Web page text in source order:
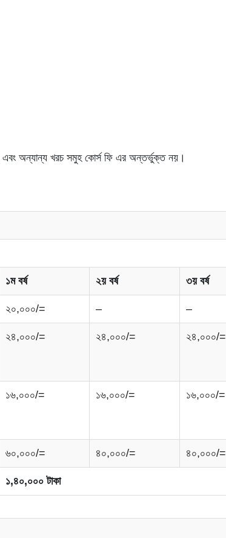
এবং অন্যান্য খরচ সমুহ কোর্স ফি এর অন্তর্ভুক্ত নয়।
১ম বর্ষ ২য় বর্ষ ৩য় বর্ষ
২০,০০০/= – –
২৪,০০০/= ২৪,০০০/= ২৪,০০০/=
১৬,০০০/= ১৬,০০০/= ১৬,০০০/=
৬০,০০০/= ৪০,০০০/= ৪০,০০০/=
১,৪০,০০০ টাকা